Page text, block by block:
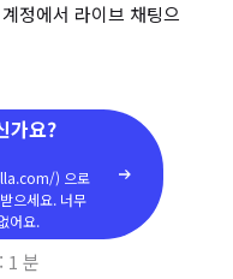
정에서 라이브 채팅으
가요?
) 으로
으세요. 너무
어요.
1 분